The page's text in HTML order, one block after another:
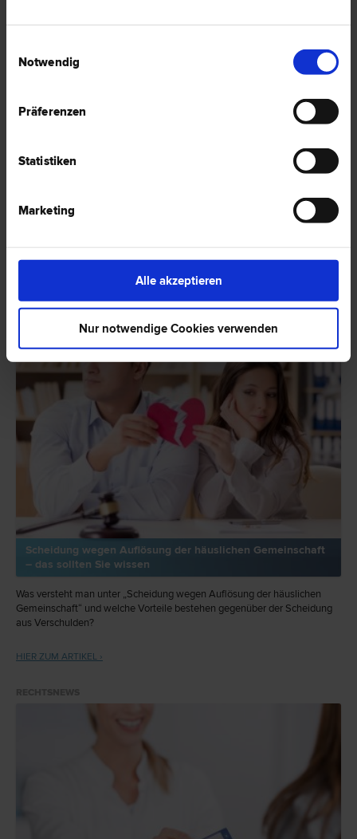
Notwendig
Präferenzen
Statistiken
Marketing
Alle akzeptieren
Nur notwendige Cookies verwenden
dass in Bezug auf die Scheidung, zwei verschiedene Gerichte über das
gleiche Ehevermögen (das auch die Immobilien beinhaltet)
Scheidung wegen Auflösung der häuslichen Gemeinschaft
– das sollten Sie wissen
Was versteht man unter „Scheidung wegen Auflösung der häuslichen
Gemeinschaft“ und welche Vorteile bestehen gegenüber der Scheidung
aus Verschulden?
HIER ZUM ARTIKEL ›